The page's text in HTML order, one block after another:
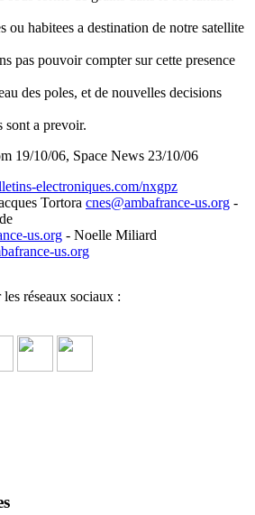
ou habitees a destination de notre satellite
pas pouvoir compter sur cette presence
des poles, et de nouvelles decisions
sont a prevoir.
19/10/06, Space News 23/10/06
electroniques.com/nxgpz
Tortora cnes@ambafrance-us.org -
us.org - Noelle Miliard
us.org
réseaux sociaux :